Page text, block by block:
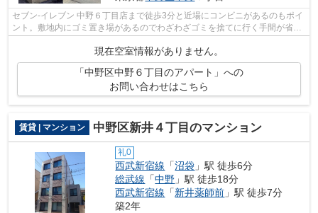
セブン‐イレブン 中野６丁目店まで徒歩3分と近場にコンビニがあるのもポイ
ント。敷地内にゴミ置き場があるのでわざわざゴミを捨てに行く手間が省け
現在空室情報がありません。
「中野区中野６丁目のアパート」への
お問い合わせはこちら
賃貸 | マンション 中野区新井４丁目のマンション
礼0
西武新宿線 「沼袋 」駅 徒歩6分
総武線 「中野 」駅 徒歩18分
西武新宿線 「新井薬師前 」駅 徒歩7分
築2年